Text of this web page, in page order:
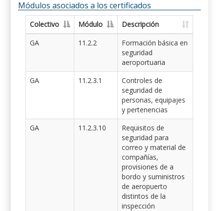
Módulos asociados a los certificados
Colectivo Módulo
Descripción
GA
11.2.2
Formación básica en
seguridad
aeroportuaria
GA
11.2.3.1
Controles de
seguridad de
personas, equipajes
y pertenencias
GA
11.2.3.10
Requisitos de
seguridad para
correo y material de
compañías,
provisiones de a
bordo y suministros
de aeropuerto
distintos de la
inspección